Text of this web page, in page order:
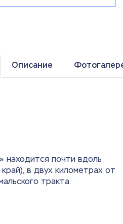
Описание
находится почти вдоль
в двух километрах от
тракта.